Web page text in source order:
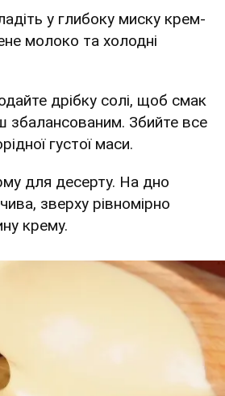
у глибоку миску крем-
молоко та холодні
дрібку солі, щоб смак
збалансованим. Збийте все
густої маси.
для десерту. На дно
зверху рівномірно
крему.